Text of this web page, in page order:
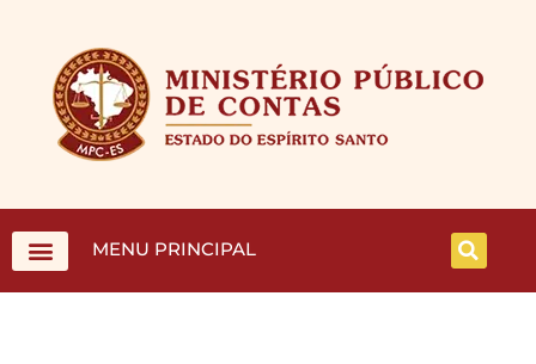
MENU PRINCIPAL